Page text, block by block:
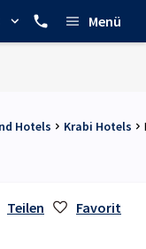
Menü
Hotels Krabi Hotels
Teilen Favorit